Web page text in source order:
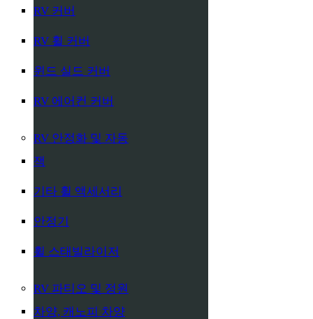
RV 커버
RV 휠 커버
윈드 실드 커버
RV 에어컨 커버
RV 안정화 및 자동
잭
기타 휠 액세서리
안정기
휠 스태빌라이저
RV 파티오 및 정원
차양, 캐노피 차양